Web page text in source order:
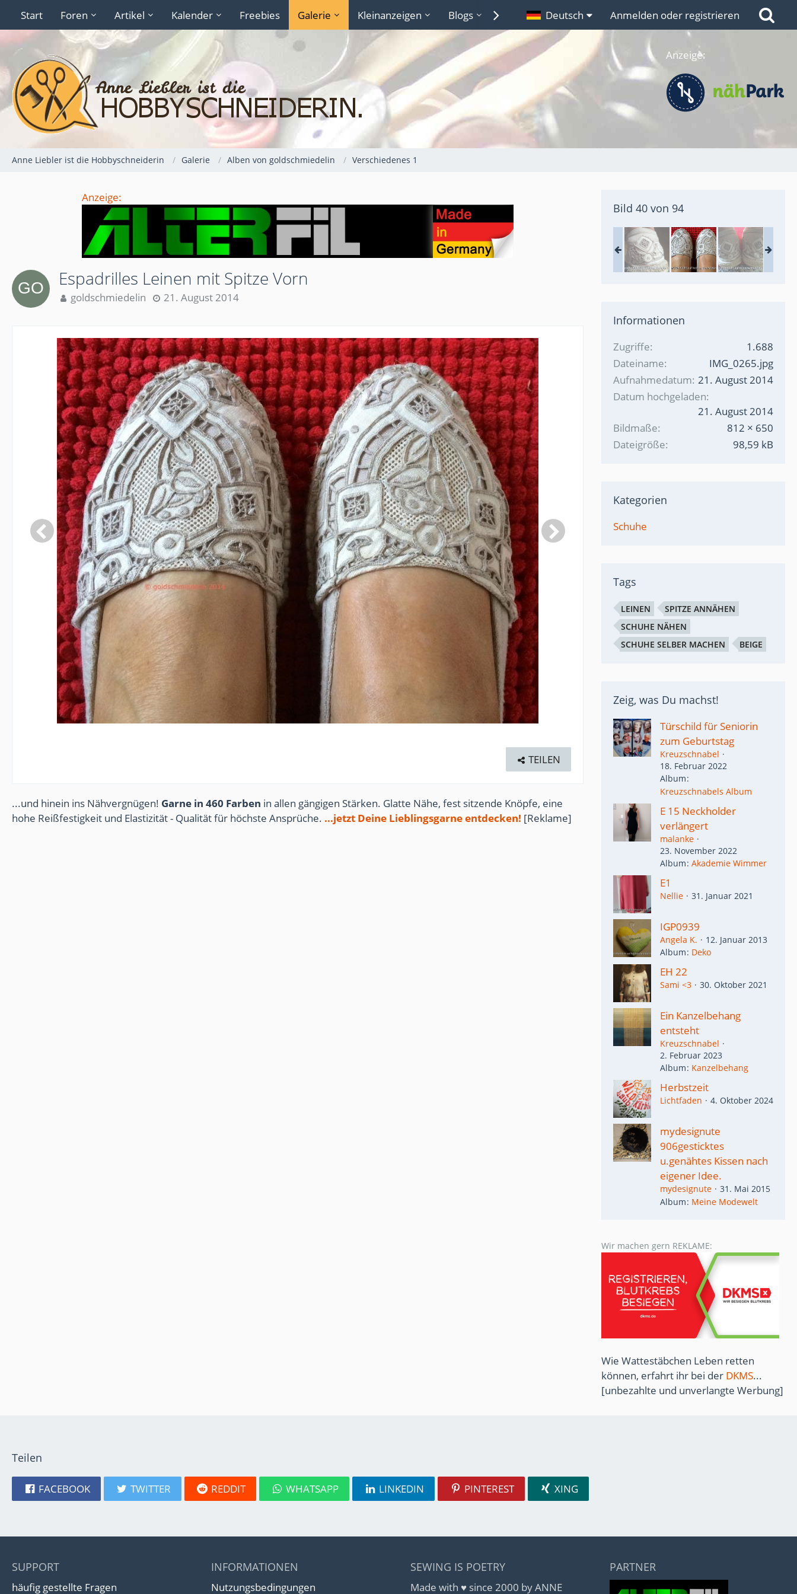
Start Foren Artikel Kalender Freebies Galerie Kleinanzeigen Blogs Lexikon Links
Deutsch Anmelden oder registrieren
Anzeige:
Anne Liebler ist die Hobbyschneiderin Galerie Alben von goldschmiedelin Verschiedenes 1
Anzeige:
Espadrilles Leinen mit Spitze Vorn
goldschmiedelin 21. August 2014
TEILEN
...und hinein ins Nähvergnügen! Garne in 460 Farben in allen gängigen Stärken. Glatte Nähe, fest sitzende Knöpfe, eine
hohe Reißfestigkeit und Elastizität - Qualität für höchste Ansprüche. ...jetzt Deine Lieblingsgarne entdecken! [Reklame]
Bild 40 von 94
Informationen
Zugriffe
1.688
Dateiname
IMG_0265.jpg
Aufnahmedatum 21. August 2014
Datum hochgeladen
21. August 2014
Bildmaße
812 × 650
Dateigröße
98,59 kB
Kategorien
Schuhe
Tags
LEINEN
SPITZE ANNÄHEN
SCHUHE NÄHEN
SCHUHE SELBER MACHEN
BEIGE
Zeig, was Du machst!
Türschild für Seniorin
zum Geburtstag
Kreuzschnabel
18. Februar 2022
Album
Kreuzschnabels Album
E 15 Neckholder
verlängert
malanke
23. November 2022
Album Akademie Wimmer
E1
Nellie 31. Januar 2021
IGP0939
Angela K.
12. Januar 2013
Album Deko
EH 22
Sami <3 30. Oktober 2021
Ein Kanzelbehang
entsteht
Kreuzschnabel
2. Februar 2023
Album Kanzelbehang
Herbstzeit
Lichtfaden 4. Oktober 2024
mydesignute
906gesticktes
u.genähtes Kissen nach
eigener Idee.
mydesignute
31. Mai 2015
Album Meine Modewelt
Wir machen gern REKLAME:
Wie Wattestäbchen Leben retten
können, erfahrt ihr bei der DKMS...
[unbezahlte und unverlangte Werbung]
Teilen
FACEBOOK TWITTER REDDIT WHATSAPP LINKEDIN PINTEREST XING
SUPPORT
häufig gestellte Fragen
INFORMATIONEN
Nutzungsbedingungen
SEWING IS POETRY
Made with ♥ since 2000 by ANNE
PARTNER